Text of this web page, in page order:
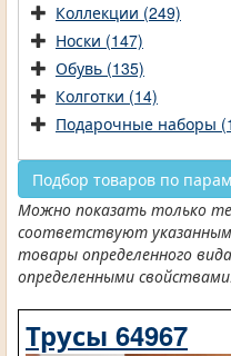
Коллекции (249)
Носки (147)
Обувь (135)
Колготки (14)
Подарочные наборы
Подбор товаров по
Можно показать только
соответствуют
товары определенного
определенными свойствами.
Трусы 64967